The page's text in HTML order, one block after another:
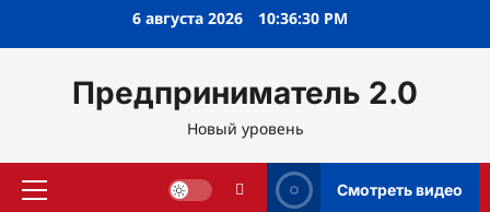
6 августа 2026 10:36:30 PM
Предприниматель 2.0
Новый уровень
Основное
Смотреть видео